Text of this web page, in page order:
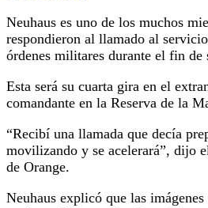
Neuhaus es uno de los muchos
respondieron al llamado al
órdenes militares durante el fin de
Esta será su cuarta gira en el
comandante en la Reserva de la
“Recibí una llamada que decía
movilizando y se acelerará”, dijo
de Orange.
Neuhaus explicó que las imágenes